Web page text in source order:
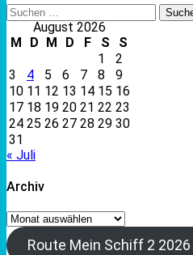
Suchen
nach:August 2026
M
D M D F S
S
1
2
3
4 5 6 7 8
9
10 11 12 13 14 15 16
17 18 19 20 21 22 23
24 25 26 27 28 29 30
31
« Juli
Archiv
Archiv
Route Mein Schiff 2 2026